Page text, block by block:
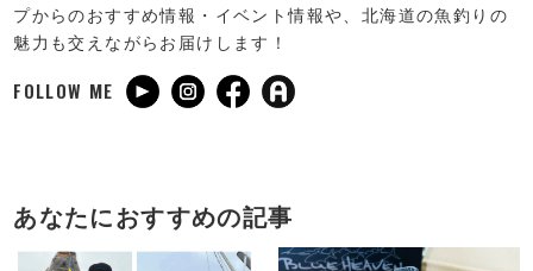
プからのおすすめ情報・イベント情報や、北海道の魚釣りの
魅力も交えながらお届けします！
FOLLOW ME
あなたにおすすめの記事